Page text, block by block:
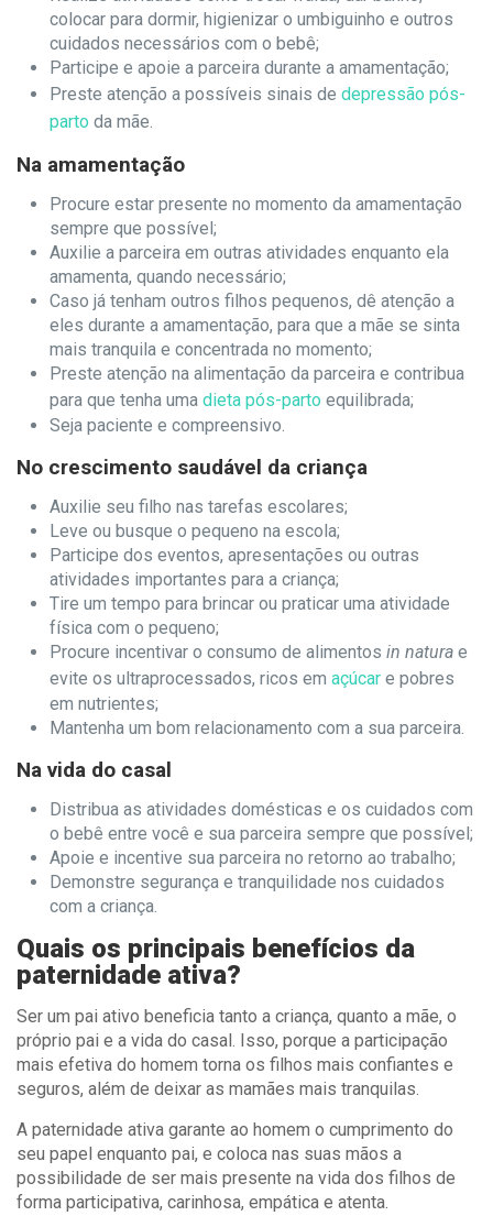
colocar para dormir, higienizar o umbiguinho e outros
cuidados necessários com o bebê;
Participe e apoie a parceira durante a amamentação;
Preste atenção a possíveis sinais de depressão pós-
parto da mãe.
Na amamentação
Procure estar presente no momento da amamentação
sempre que possível;
Auxilie a parceira em outras atividades enquanto ela
amamenta, quando necessário;
Caso já tenham outros filhos pequenos, dê atenção a
eles durante a amamentação, para que a mãe se sinta
mais tranquila e concentrada no momento;
Preste atenção na alimentação da parceira e contribua
para que tenha uma dieta pós-parto equilibrada;
Seja paciente e compreensivo.
No crescimento saudável da criança
Auxilie seu filho nas tarefas escolares;
Leve ou busque o pequeno na escola;
Participe dos eventos, apresentações ou outras
atividades importantes para a criança;
Tire um tempo para brincar ou praticar uma atividade
física com o pequeno;
Procure incentivar o consumo de alimentos in natura e
evite os ultraprocessados, ricos em açúcar e pobres
em nutrientes;
Mantenha um bom relacionamento com a sua parceira.
Na vida do casal
Distribua as atividades domésticas e os cuidados com
o bebê entre você e sua parceira sempre que possível;
Apoie e incentive sua parceira no retorno ao trabalho;
Demonstre segurança e tranquilidade nos cuidados
com a criança.
Quais os principais benefícios da
paternidade ativa?
Ser um pai ativo beneficia tanto a criança, quanto a mãe, o
próprio pai e a vida do casal. Isso, porque a participação
mais efetiva do homem torna os filhos mais confiantes e
seguros, além de deixar as mamães mais tranquilas.
A paternidade ativa garante ao homem o cumprimento do
seu papel enquanto pai, e coloca nas suas mãos a
possibilidade de ser mais presente na vida dos filhos de
forma participativa, carinhosa, empática e atenta.